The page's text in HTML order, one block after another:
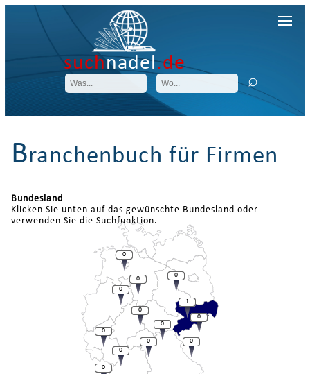
suchnadel.de
Branchenbuch für Firmen
Bundesland
Klicken Sie unten auf das gewünschte Bundesland oder
verwenden Sie die Suchfunktion.
0
0
0
1
0
0
0
0
0
0
0
0
0